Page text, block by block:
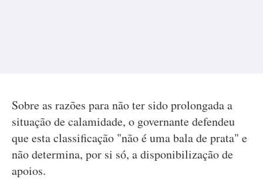
Sobre as razões para não ter sido prolongada a
situação de calamidade, o governante defendeu
que esta classificação "não é uma bala de prata" e
não determina, por si só, a disponibilização de
apoios.